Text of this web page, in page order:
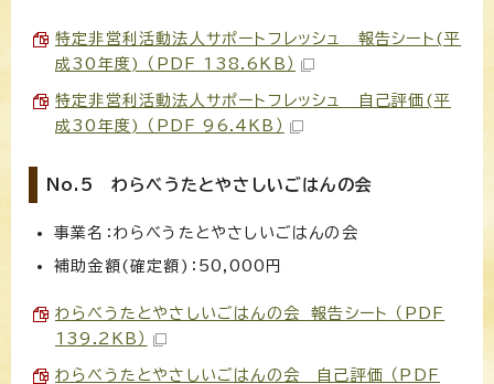
特定非営利活動法人サポートフレッシュ 報告シート(平
成30年度) （PDF 138.6KB）
特定非営利活動法人サポートフレッシュ 自己評価(平
成30年度) （PDF 96.4KB）
No.5 わらべうたとやさしいごはんの会
事業名：わらべうたとやさしいごはんの会
補助金額(確定額)：50,000円
わらべうたとやさしいごはんの会 報告シート （PDF
139.2KB）
わらべうたとやさしいごはんの会 自己評価 （PDF